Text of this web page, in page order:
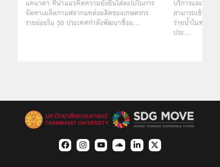
แคนาดา ที่นำแนวคิดความยั่งยืนใส่ลงไปในการ
จัดหาเมล็ดกาแฟจากแหล่งผลิตของเกษตรกร
รายย่อยใน 50 ประเทศกำลังพัฒนาซึ่งม…
บริการและสิ่งอ
สามารถเข้าถึง
ว่ายน้ำในทะเลไ
ประ…